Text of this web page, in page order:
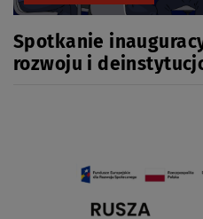
Spotkanie
rozwoju i